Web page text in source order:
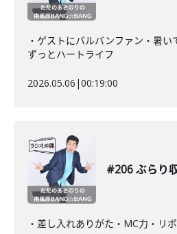
・ゲストにバルバンファン・暑い
ずっとハートライフ
2026.05.06 |00:19:00
#206 ぶらり
・差し入れありがた・MC力・リ